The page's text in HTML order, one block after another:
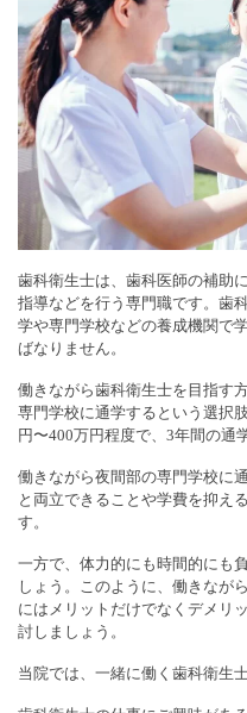
歯科衛生士は、歯科医師の補助
指導などを行う専門職です。歯
学や専門学校などの養成機関で
ばなりません。
働きながら歯科衛生士を目指す
専門学校に通学するという選択
円〜400万円程度で、3年間の通
働きながら夜間部の専門学校に
と両立できることや学費を抑え
す。
一方で、体力的にも時間的にも
しょう。このように、働きなが
にはメリットだけでなくデメリ
討しましょう。
当院では、一緒に働く歯科衛生